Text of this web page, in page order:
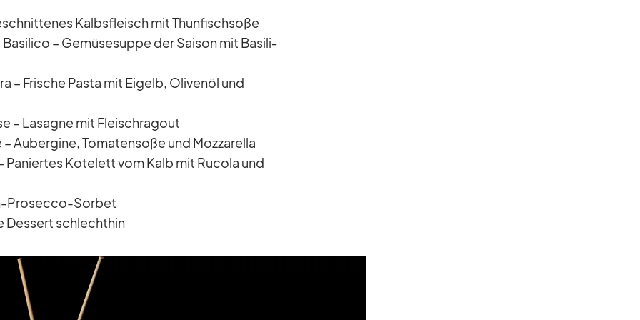
Kalbs­fleisch mit Thun­fisch­soße
– Ge­mü­se­suppe der Sai­son mit Ba­si­li­
– Fri­sche Pasta mit Ei­gelb, Oli­venöl und
– La­sa­gne mit Fleisch­ra­gout
Au­ber­gine, To­ma­ten­soße und Moz­za­rella
Pa­nier­tes Ko­te­lett vom Kalb mit Ru­cola und
Pro­secco-Sor­bet
Des­sert schlecht­hin